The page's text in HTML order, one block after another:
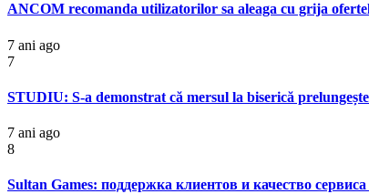
ANCOM recomanda utilizatorilor sa aleaga cu grija
7 ani ago
7
STUDIU: S-a demonstrat că mersul la biserică
7 ani ago
8
Sultan Games: поддержка клиентов и качество